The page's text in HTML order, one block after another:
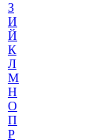
З
И
Й
К
Л
М
Н
О
П
Р